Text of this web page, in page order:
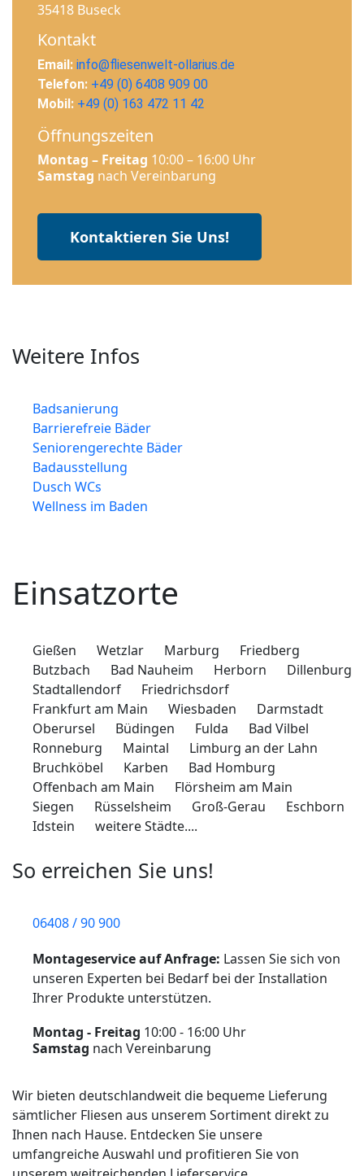
35418 Buseck
Kontakt
Email: info@fliesenwelt-ollarius.de
Telefon: +49 (0) 6408 909 00
Mobil: +49 (0) 163 472 11 42
Öffnungszeiten
Montag – Freitag 10:00 – 16:00 Uhr
Samstag nach Vereinbarung
Kontaktieren Sie Uns!
Weitere Infos
Badsanierung
Barrierefreie Bäder
Seniorengerechte Bäder
Badausstellung
Dusch WCs
Wellness im Baden
Einsatzorte
Gießen Wetzlar Marburg
Friedberg
Butzbach
Bad Nauheim Herborn
Dillenburg
Stadtallendorf
Friedrichsdorf
Frankfurt am Main
Wiesbaden
Darmstadt
Oberursel
Büdingen Fulda
Bad Vilbel
Ronneburg
Maintal
Limburg an der Lahn
Bruchköbel
Karben
Bad Homburg
Offenbach am Main
Flörsheim am Main
Siegen
Rüsselsheim Groß-Gerau
Eschborn
Idstein
weitere Städte....
So erreichen Sie uns!
06408 / 90 900
Montageservice auf Anfrage: Lassen Sie sich von
unseren Experten bei Bedarf bei der Installation
Ihrer Produkte unterstützen.
Montag - Freitag 10:00 - 16:00 Uhr
Samstag nach Vereinbarung
Wir bieten deutschlandweit die bequeme Lieferung
sämtlicher Fliesen aus unserem Sortiment direkt zu
Ihnen nach Hause. Entdecken Sie unsere
umfangreiche Auswahl und profitieren Sie von